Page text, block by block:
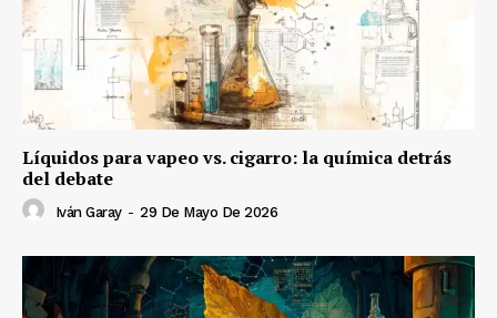
Líquidos para vapeo vs. cigarro: la química detrás
del debate
Iván Garay - 29 De Mayo De 2026